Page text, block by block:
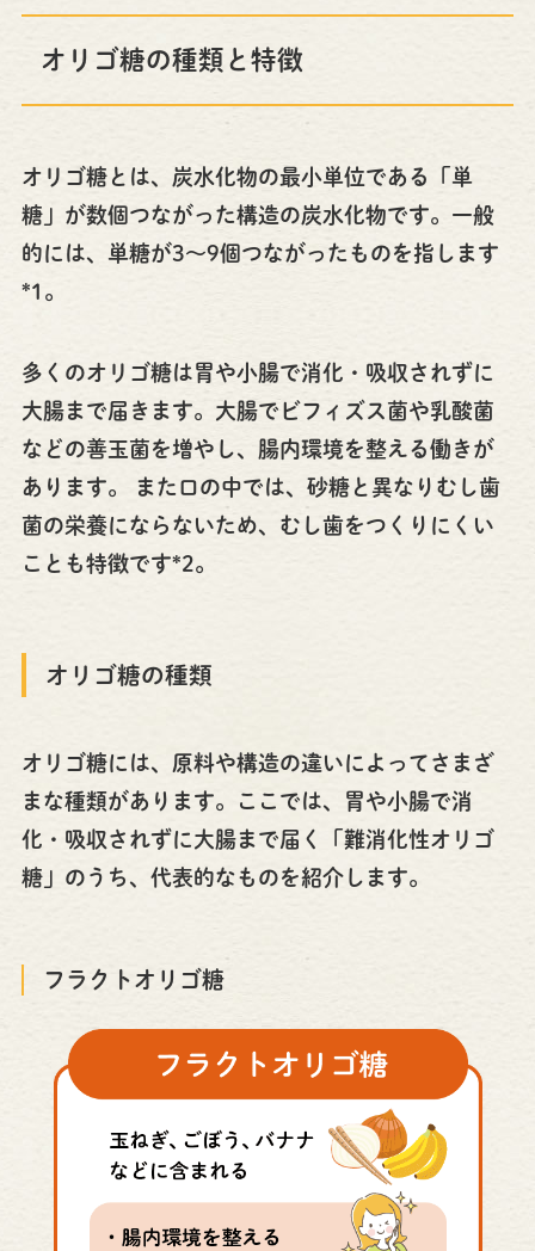
オリゴ糖の種類と特徴
オリゴ糖とは、炭水化物の最小単位である「単
糖」が数個つながった構造の炭水化物です。一般
的には、単糖が3～9個つながったものを指します
*1。
多くのオリゴ糖は胃や小腸で消化・吸収されずに
大腸まで届きます。大腸でビフィズス菌や乳酸菌
などの善玉菌を増やし、腸内環境を整える働きが
あります。 また口の中では、砂糖と異なりむし歯
菌の栄養にならないため、むし歯をつくりにくい
ことも特徴です*2。
オリゴ糖の種類
オリゴ糖には、原料や構造の違いによってさまざ
まな種類があります。ここでは、胃や小腸で消
化・吸収されずに大腸まで届く「難消化性オリゴ
糖」のうち、代表的なものを紹介します。
フラクトオリゴ糖